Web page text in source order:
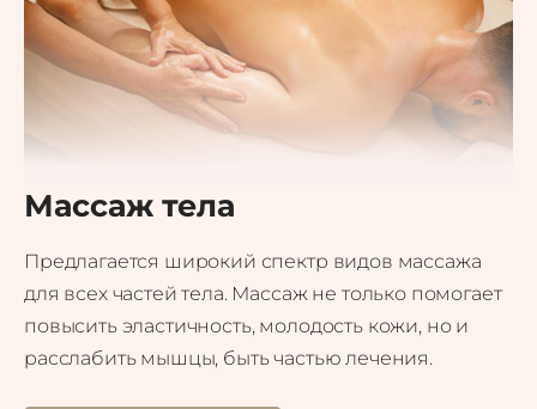
Массаж тела
Предлагается широкий спектр видов массажа
для всех частей тела. Массаж не только помогает
повысить эластичность, молодость кожи, но и
расслабить мышцы, быть частью лечения.